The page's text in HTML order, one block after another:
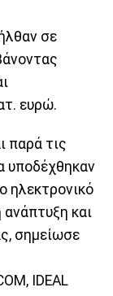
σε
ευρώ.
παρά τις
υποδέχθηκαν
ηλεκτρονικό
και
σημείωσε
IDEAL